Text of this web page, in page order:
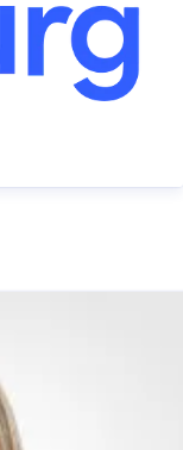
GmbH,
Potsdam
| Ust-IdNr.
Haase |